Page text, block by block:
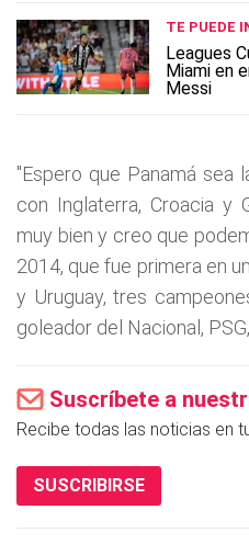
TE PUEDE
Leagues
Miami en
Messi
"Espero que Panamá sea
con Inglaterra, Croacia y
muy bien y creo que
2014, que fue primera en
y Uruguay, tres
goleador del Nacional,
Suscríbete a
Recibe todas las noticias en
SUSCRIBIRSE